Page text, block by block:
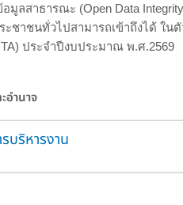
มูลสาธารณะ (Open Data
ะชาชนทั่วไปสามารถเข้าถึงได้ ใ
ประจำปีงบประมาณ พ.ศ.2569
อำนาจ
บริหารงาน